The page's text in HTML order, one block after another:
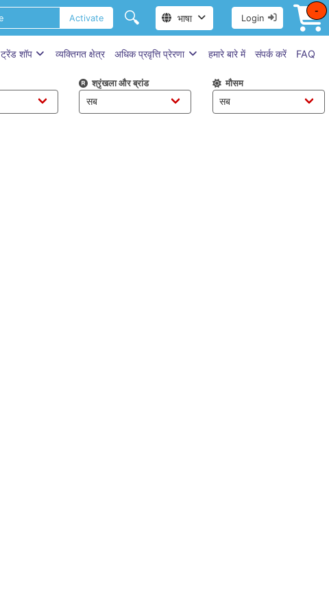
Activate 🔍 भाषा Login
-
ट्रेंड शॉप व्यक्तिगत क्षेत्र अधिक प्रवृत्ति प्रेरणा हमारे बारे में संपर्क करें FAQ
श्रृंखला और ब्रांड मौसम